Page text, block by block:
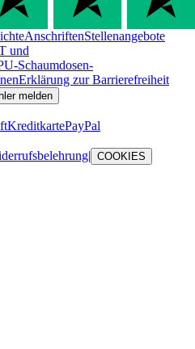
AnschriftenStellenangebote
und
Schaumdosen-
Erklärung zur Barrierefreiheit
melden
KreditkartePayPal
| COOKIES